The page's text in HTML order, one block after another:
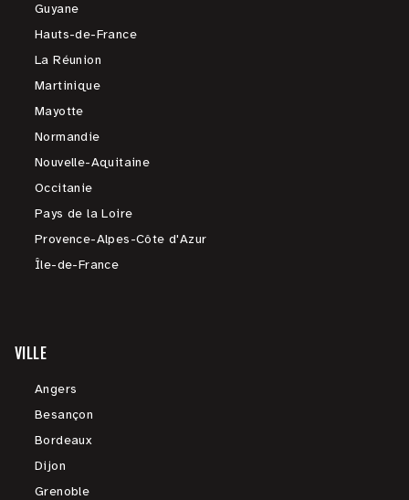
Guyane
Hauts-de-France
La Réunion
Martinique
Mayotte
Normandie
Nouvelle-Aquitaine
Occitanie
Pays de la Loire
Provence-Alpes-Côte d'Azur
Île-de-France
VILLE
Angers
Besançon
Bordeaux
Dijon
Grenoble